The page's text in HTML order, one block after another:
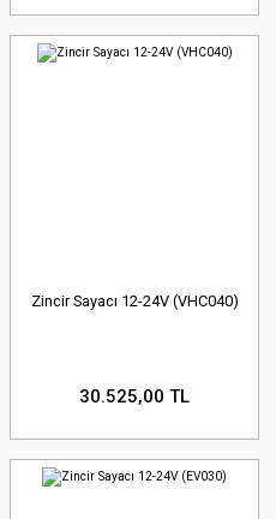
Zincir Sayacı 12-24V (VHC040)
30.525,00 TL